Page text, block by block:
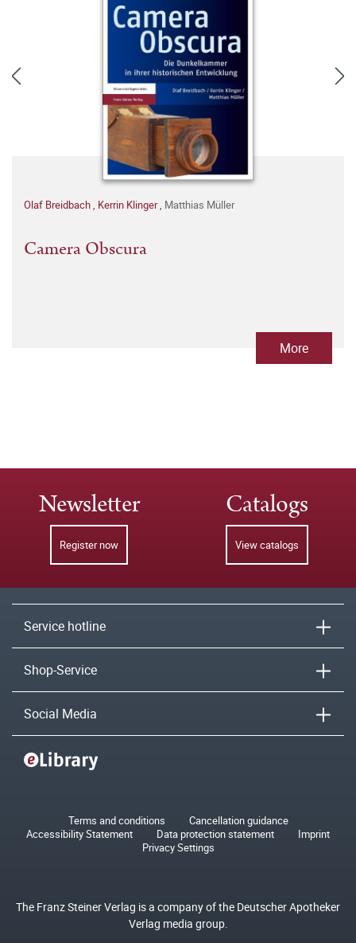
Olaf Breidbach, Kerrin Klinger, Matthias Müller
Camera Obscura
More
Newsletter
Register now
Catalogs
View catalogs
Service hotline
Shop-Service
Social Media
Terms and conditions
Cancellation guidance
Accessibility Statement
Data protection statement
Imprint
Privacy Settings
The Franz Steiner Verlag is a company of the Deutscher Apotheker
Verlag media group.